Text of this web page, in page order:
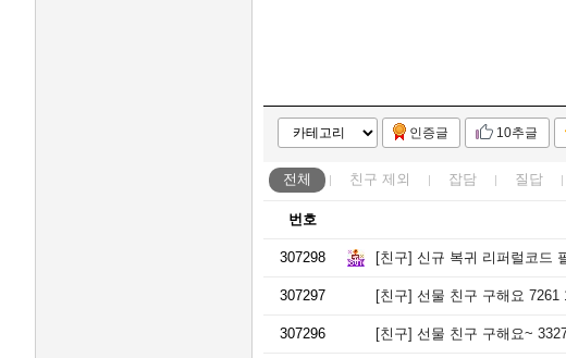
인증글 10추글
전체 친구 제외 잡담 질답
번호
307298 [친구] 신규 복귀 리퍼럴코드
307297 [친구] 선물 친구 구해요 7261
307296 [친구] 선물 친구 구해요~